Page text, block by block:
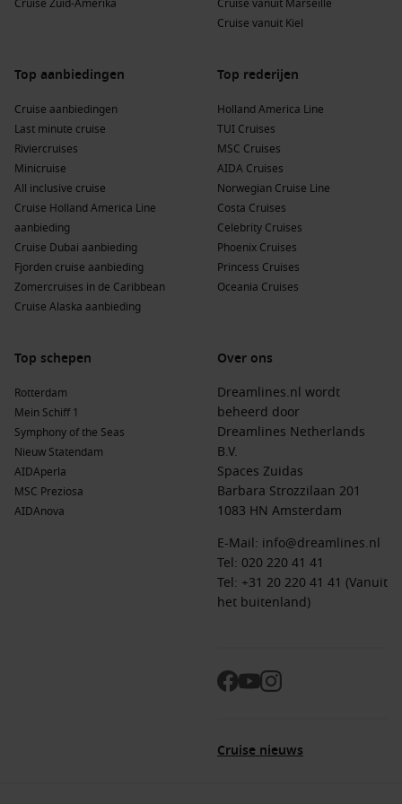
Cruise Zuid-Amerika
Cruise vanuit Marseille
Cruise vanuit Kiel
Top aanbiedingen
Cruise aanbiedingen
Last minute cruise
Riviercruises
Minicruise
All inclusive cruise
Cruise Holland America Line
aanbieding
Cruise Dubai aanbieding
Fjorden cruise aanbieding
Zomercruises in de Caribbean
Cruise Alaska aanbieding
Top rederijen
Holland America Line
TUI Cruises
MSC Cruises
AIDA Cruises
Norwegian Cruise Line
Costa Cruises
Celebrity Cruises
Phoenix Cruises
Princess Cruises
Oceania Cruises
Top schepen
Rotterdam
Mein Schiff 1
Symphony of the Seas
Nieuw Statendam
AIDAperla
MSC Preziosa
AIDAnova
Over ons
Dreamlines.nl wordt
beheerd door
Dreamlines Netherlands
B.V.
Spaces Zuidas
Barbara Strozzilaan 201
1083 HN Amsterdam
E-Mail: info@dreamlines.nl
Tel: 020 220 41 41
Tel: +31 20 220 41 41 (Vanuit
het buitenland)
Cruise nieuws